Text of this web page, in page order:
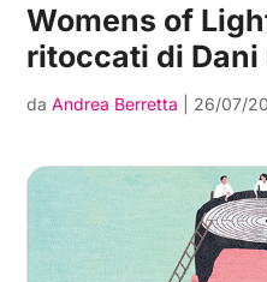
Womens of
ritoccati di Dani
daAndrea Berretta 26/07/